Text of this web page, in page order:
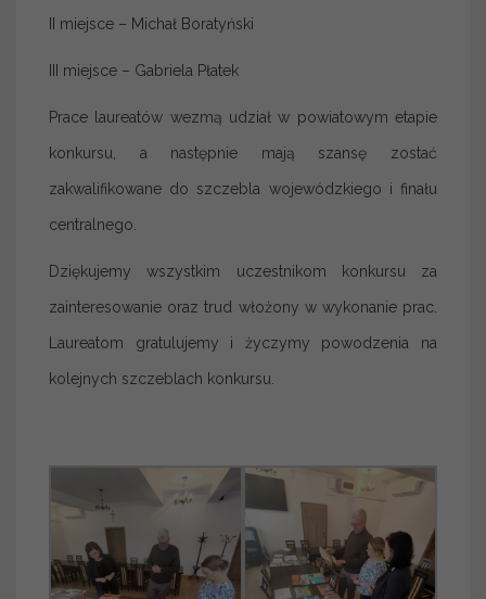
II miejsce – Michał Boratyński
III miejsce – Gabriela Płatek
Prace laureatów wezmą udział w powiatowym etapie
konkursu, a następnie mają szansę zostać
zakwalifikowane do szczebla wojewódzkiego i finału
centralnego.
Dziękujemy wszystkim uczestnikom konkursu za
zainteresowanie oraz trud włożony w wykonanie prac.
Laureatom gratulujemy i życzymy powodzenia na
kolejnych szczeblach konkursu.